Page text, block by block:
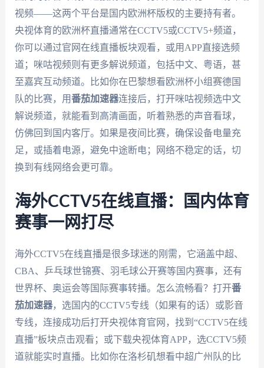
视频——这两个平台是国内欧洲杯版权的主要持有者。
央视体育的欧洲杯直播通常在CCTV5或CCTV5+频道，
你可以通过官网在线直播板块观看，或用APP直接选频
道；咪咕视频则有更多解说频道，包括中文、粤语，甚
至嘉宾互动频道。比如你在巴黎想看欧洲杯小组赛德国
队的比赛，用番茄加速器连接后，打开咪咕视频选中文
解说频道，就能看到高清画面，听着熟悉的声音看球，
仿佛回到国内客厅。如果是夜间比赛，确保设备电量充
足，或插着电源，避免中途断电；网络不稳定的话，切
换到有线网络会更可靠。
海外CCTV5在线直播：国内体育
赛事一网打尽
海外CCTV5在线直播是很多球迷的刚需，它涵盖中超、
CBA、乒乓球世锦赛、羽毛球公开赛等国内赛事，还有
世界杯、奥运会等国际赛事转播。怎么流畅看？打开番
茄加速器，选国内的CCTV5专线（如果有的话）或影音
专线，连接成功后打开央视体育官网，找到“CCTV5在线
直播”板块点击观看；或下载央视体育APP，选CCTV5频
道就能实时直播。比如你在洛杉矶想看中超广州队的比